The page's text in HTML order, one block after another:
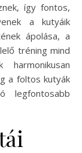
így fontos,
a kutyáik
ápolása, a
tréning mind
a foltos kutyák
legfontosabb